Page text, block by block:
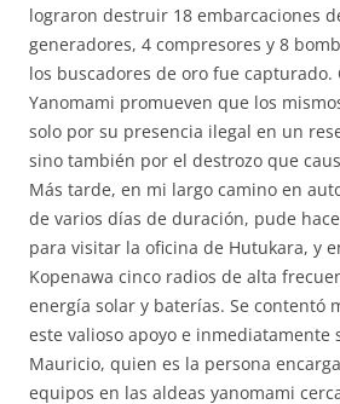
lograron destruir 18 embarcaciones
generadores, 4 compresores y 8
los buscadores de oro fue capturado.
Yanomami promueven que los
solo por su presencia ilegal en un
sino también por el destrozo que
Más tarde, en mi largo camino en
de varios días de duración, pude
para visitar la oficina de Hutukara, y
Kopenawa cinco radios de alta
energía solar y baterías. Se contentó
este valioso apoyo e inmediatamente
Mauricio, quien es la persona
equipos en las aldeas yanomami